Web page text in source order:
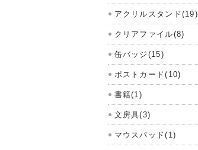
アクリルスタンド(19)
クリアファイル(8)
缶バッジ(15)
ポストカード(10)
書籍(1)
文房具(3)
マウスパッド(1)